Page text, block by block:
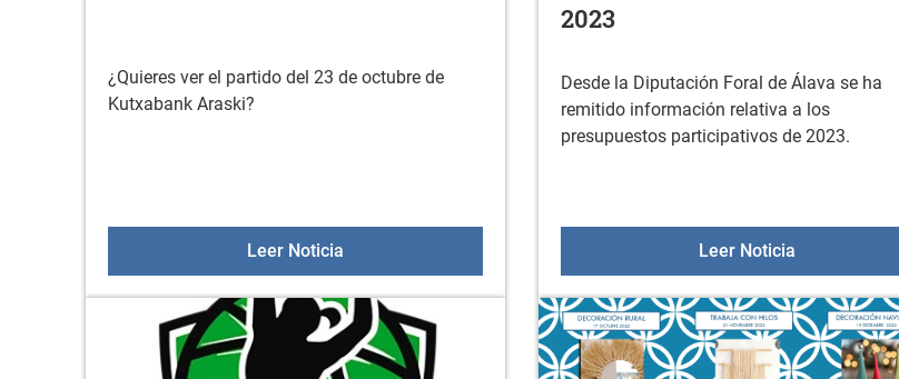
¿Quieres ver el partido del 23 de octubre de
Kutxabank Araski?
Leer NoticiaPartido de Araski: 23 de octubre
2023
Desde la Diputación Foral de Álava se ha
remitido información relativa a los
presupuestos participativos de 2023.
Leer Noticia